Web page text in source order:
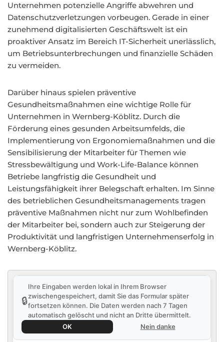
Unternehmen potenzielle Angriffe abwehren und
Datenschutzverletzungen vorbeugen. Gerade in einer
zunehmend digitalisierten Geschäftswelt ist ein
proaktiver Ansatz im Bereich IT-Sicherheit unerlässlich,
um Betriebsunterbrechungen und finanzielle Schäden
zu vermeiden.
Darüber hinaus spielen präventive
Gesundheitsmaßnahmen eine wichtige Rolle für
Unternehmen in Wernberg-Köblitz. Durch die
Förderung eines gesunden Arbeitsumfelds, die
Implementierung von Ergonomiemaßnahmen und die
Sensibilisierung der Mitarbeiter für Themen wie
Stressbewältigung und Work-Life-Balance können
Betriebe langfristig die Gesundheit und
Leistungsfähigkeit ihrer Belegschaft erhalten. Im Sinne
des betrieblichen Gesundheitsmanagements tragen
präventive Maßnahmen nicht nur zum Wohlbefinden
der Mitarbeiter bei, sondern auch zur Steigerung der
Produktivität und langfristigen Unternehmenserfolg in
Wernberg-Köblitz.
🔒
Ihre Eingaben werden lokal in Ihrem Browser
zwischengespeichert, damit Sie das Formular später
fortsetzen können. Die Daten werden nach 7 Tagen
automatisch gelöscht und nicht an Dritte übermittelt.
OK
Nein danke